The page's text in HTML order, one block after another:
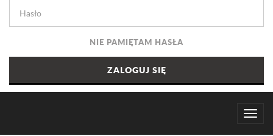
NIE PAMIĘTAM HASŁA